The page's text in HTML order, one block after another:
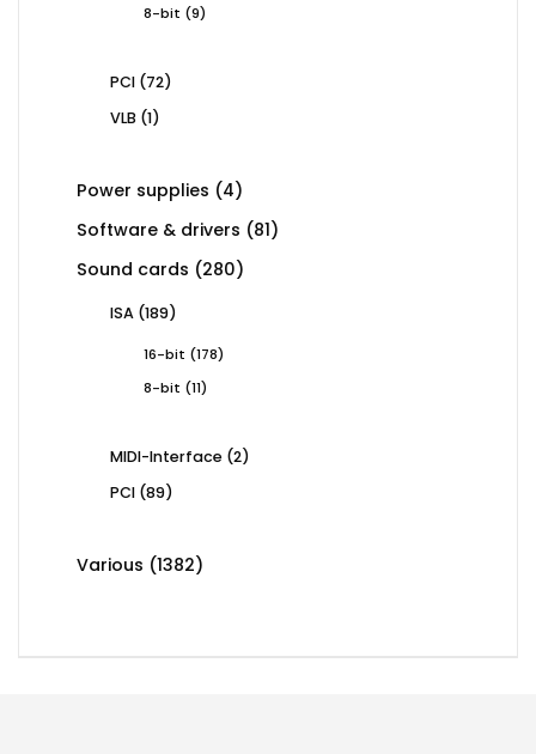
8-bit
99
PCI 7272
VLB 11
Power supplies 44
Software & drivers 8181
Sound cards 280280
ISA 189189
16-bit 178178
8-bit
1111
MIDI-Interface 22
PCI 8989
Various 13821382